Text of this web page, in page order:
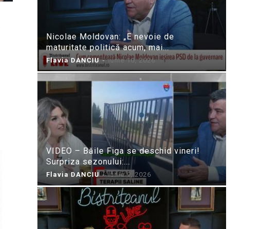
Nicolae Moldovan: „E nevoie de
maturitate politică acum, mai...
Flavia DANCIU - iunie 10, 2026
VIDEO – Băile Figa se deschid vineri!
Surpriza sezonului:...
Flavia DANCIU - iunie 9, 2026